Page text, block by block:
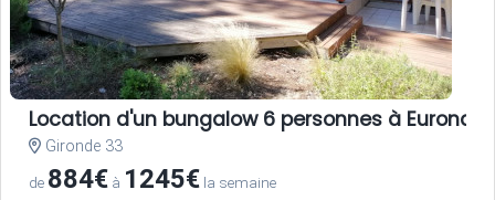
Location d'un bungalow 6 personnes à Euronat
Gironde 33
de 884€ à 1245€ la semaine